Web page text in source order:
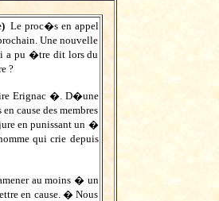
Le proc�s en appel
Une nouvelle
a pu �tre dit lors du
?
Erignac �. D�une
cause des membres
en punissant un �
qui crie depuis
au moins � un
en cause. � Nous